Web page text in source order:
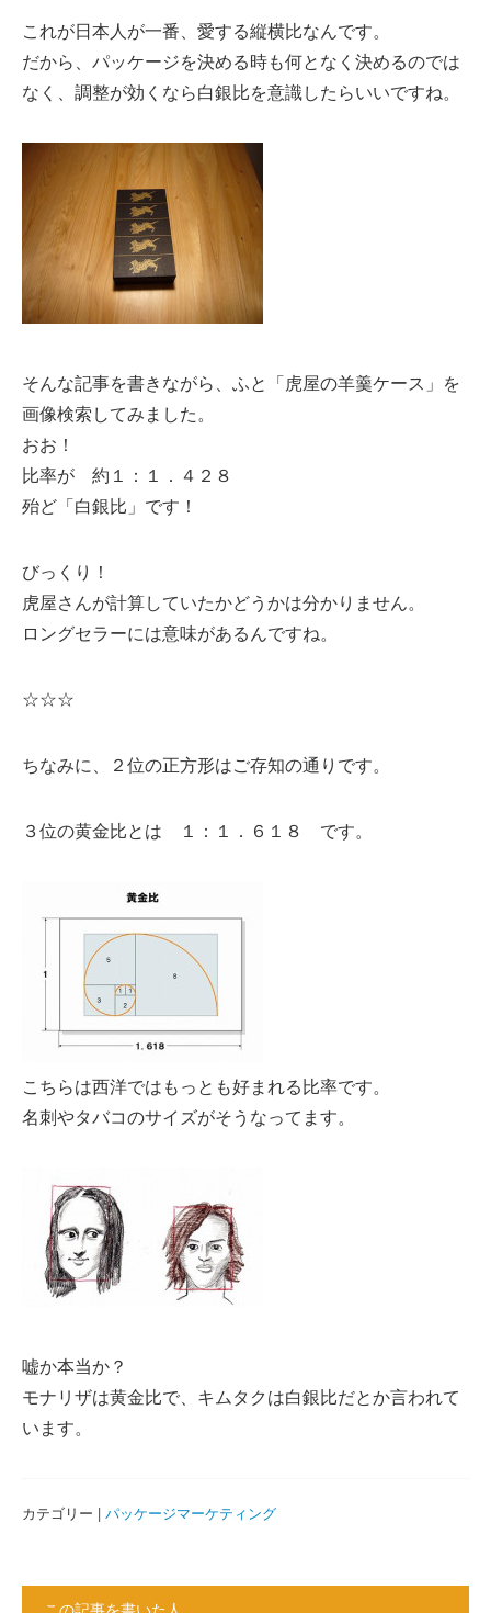
これが日本人が一番、愛する縦横比なんです。
だから、パッケージを決める時も何となく決めるのでは
なく、調整が効くなら白銀比を意識したらいいですね。
そんな記事を書きながら、ふと「虎屋の羊羹ケース」を
画像検索してみました。
おお！
比率が 約１：１．４２８
殆ど「白銀比」です！
びっくり！
虎屋さんが計算していたかどうかは分かりません。
ロングセラーには意味があるんですね。
☆☆☆
ちなみに、２位の正方形はご存知の通りです。
３位の黄金比とは １：１．６１８ です。
こちらは西洋ではもっとも好まれる比率です。
名刺やタバコのサイズがそうなってます。
嘘か本当か？
モナリザは黄金比で、キムタクは白銀比だとか言われて
います。
カテゴリー | パッケージマーケティング
この記事を書いた人